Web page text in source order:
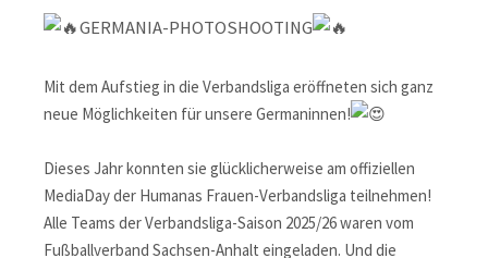
GERMANIA-PHOTOSHOOTING
Mit dem Aufstieg in die Verbandsliga eröffneten sich ganz
neue Möglichkeiten für unsere Germaninnen!
Dieses Jahr konnten sie glücklicherweise am offiziellen
MediaDay der Humanas Frauen-Verbandsliga teilnehmen!
Alle Teams der Verbandsliga-Saison 2025/26 waren vom
Fußballverband Sachsen-Anhalt eingeladen. Und die